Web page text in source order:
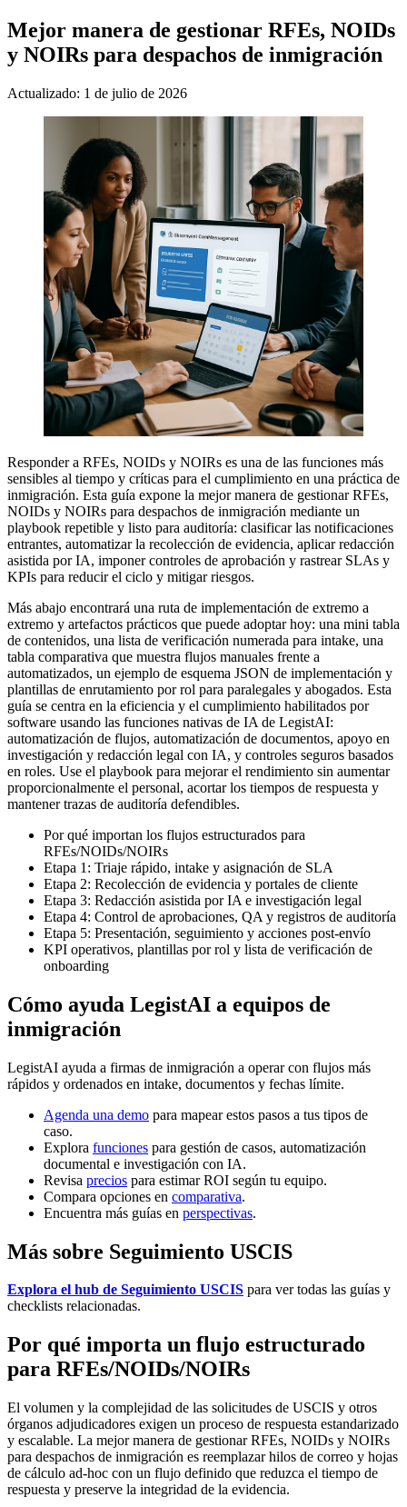
Mejor manera de gestionar RFEs, NOIDs
y NOIRs para despachos de inmigración
Actualizado: 1 de julio de 2026
Responder a RFEs, NOIDs y NOIRs es una de las funciones más
sensibles al tiempo y críticas para el cumplimiento en una práctica de
inmigración. Esta guía expone la mejor manera de gestionar RFEs,
NOIDs y NOIRs para despachos de inmigración mediante un
playbook repetible y listo para auditoría: clasificar las notificaciones
entrantes, automatizar la recolección de evidencia, aplicar redacción
asistida por IA, imponer controles de aprobación y rastrear SLAs y
KPIs para reducir el ciclo y mitigar riesgos.
Más abajo encontrará una ruta de implementación de extremo a
extremo y artefactos prácticos que puede adoptar hoy: una mini tabla
de contenidos, una lista de verificación numerada para intake, una
tabla comparativa que muestra flujos manuales frente a
automatizados, un ejemplo de esquema JSON de implementación y
plantillas de enrutamiento por rol para paralegales y abogados. Esta
guía se centra en la eficiencia y el cumplimiento habilitados por
software usando las funciones nativas de IA de LegistAI:
automatización de flujos, automatización de documentos, apoyo en
investigación y redacción legal con IA, y controles seguros basados
en roles. Use el playbook para mejorar el rendimiento sin aumentar
proporcionalmente el personal, acortar los tiempos de respuesta y
mantener trazas de auditoría defendibles.
Por qué importan los flujos estructurados para
RFEs/NOIDs/NOIRs
Etapa 1: Triaje rápido, intake y asignación de SLA
Etapa 2: Recolección de evidencia y portales de cliente
Etapa 3: Redacción asistida por IA e investigación legal
Etapa 4: Control de aprobaciones, QA y registros de auditoría
Etapa 5: Presentación, seguimiento y acciones post-envío
KPI operativos, plantillas por rol y lista de verificación de
onboarding
Cómo ayuda LegistAI a equipos de
inmigración
LegistAI ayuda a firmas de inmigración a operar con flujos más
rápidos y ordenados en intake, documentos y fechas límite.
Agenda una demo para mapear estos pasos a tus tipos de
caso.
Explora funciones para gestión de casos, automatización
documental e investigación con IA.
Revisa precios para estimar ROI según tu equipo.
Compara opciones en comparativa.
Encuentra más guías en perspectivas.
Más sobre Seguimiento USCIS
Explora el hub de Seguimiento USCIS para ver todas las guías y
checklists relacionadas.
Por qué importa un flujo estructurado
para RFEs/NOIDs/NOIRs
El volumen y la complejidad de las solicitudes de USCIS y otros
órganos adjudicadores exigen un proceso de respuesta estandarizado
y escalable. La mejor manera de gestionar RFEs, NOIDs y NOIRs
para despachos de inmigración es reemplazar hilos de correo y hojas
de cálculo ad-hoc con un flujo definido que reduzca el tiempo de
respuesta y preserve la integridad de la evidencia.